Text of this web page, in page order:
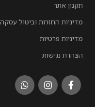
תקנון אתר
מדיניות החזרות וביטול עסקה
מדיניות פרטיות
הצהרת נגישות